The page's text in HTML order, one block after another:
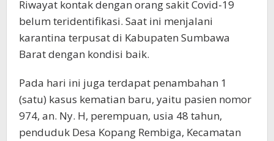
Riwayat kontak dengan orang sakit Covid-19
belum teridentifikasi. Saat ini menjalani
karantina terpusat di Kabupaten Sumbawa
Barat dengan kondisi baik.
Pada hari ini juga terdapat penambahan 1
(satu) kasus kematian baru, yaitu pasien nomor
974, an. Ny. H, perempuan, usia 48 tahun,
penduduk Desa Kopang Rembiga, Kecamatan